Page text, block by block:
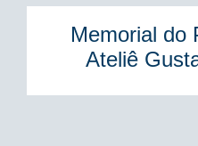
Memorial do
Ateliê